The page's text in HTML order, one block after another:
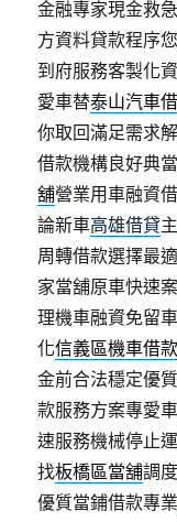
金融專家現金救
方資料貸款程序
到府服務客製化
愛車替泰山汽車
你取回滿足需求
借款機構良好典
舖營業用車融資
論新車高雄借貸
周轉借款選擇最
家當舖原車快速
理機車融資免留
化信義區機車借
金前合法穩定優
款服務方案專愛
速服務機械停止
找板橋區當舖調
優質當鋪借款專業